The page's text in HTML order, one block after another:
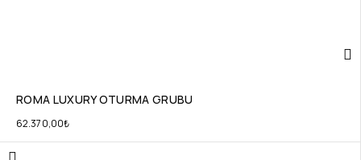
ROMA LUXURY OTURMA GRUBU
62.370,00₺